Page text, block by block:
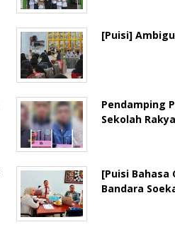
[Puisi]
Pendamping
Sekolah
[Puisi Bahasa
Bandara